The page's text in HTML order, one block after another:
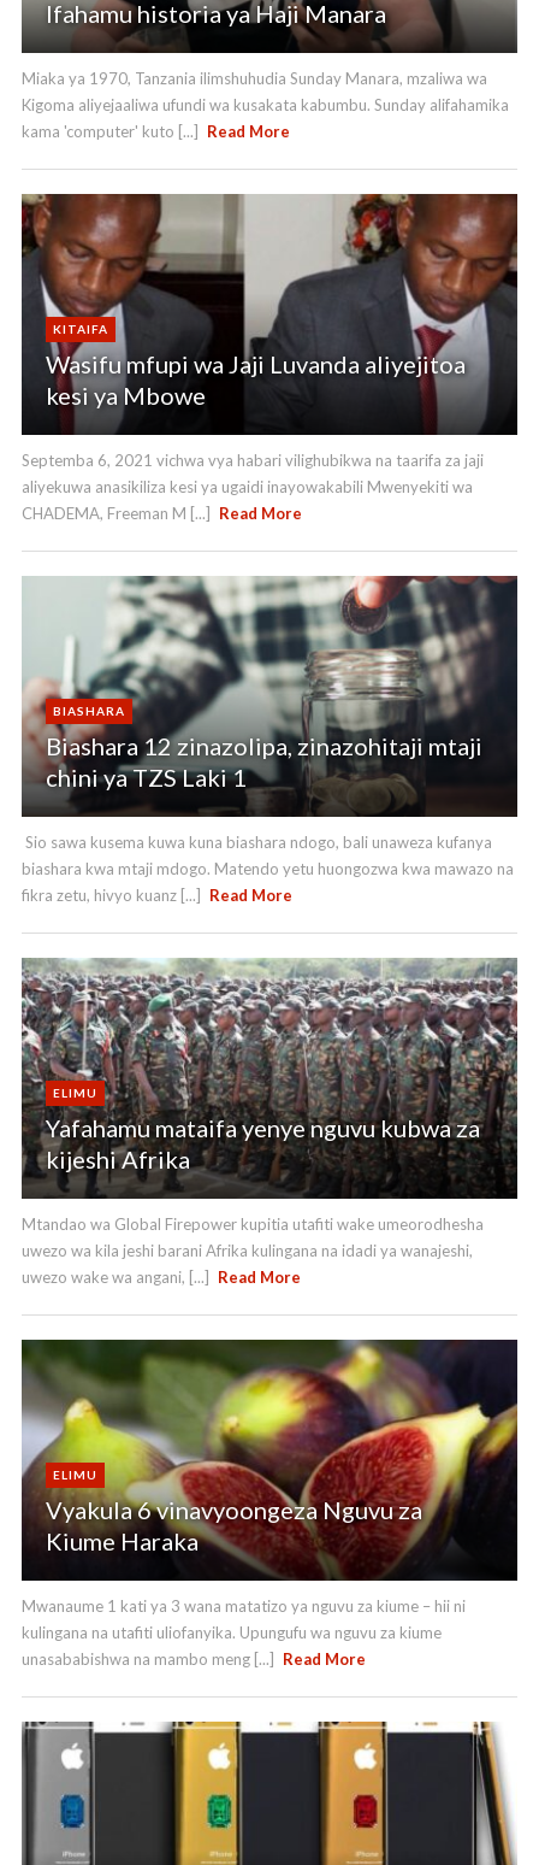
Ifahamu historia ya Haji Manara
Miaka ya 1970, Tanzania ilimshuhudia Sunday Manara, mzaliwa wa
Kigoma aliyejaaliwa ufundi wa kusakata kabumbu. Sunday alifahamika
kama 'computer' kuto [...]
Read More
KITAIFA
Wasifu mfupi wa Jaji Luvanda aliyejitoa
kesi ya Mbowe
Septemba 6, 2021 vichwa vya habari vilighubikwa na taarifa za jaji
aliyekuwa anasikiliza kesi ya ugaidi inayowakabili Mwenyekiti wa
CHADEMA, Freeman M [...]
Read More
BIASHARA
Biashara 12 zinazolipa, zinazohitaji mtaji
chini ya TZS Laki 1
Sio sawa kusema kuwa kuna biashara ndogo, bali unaweza kufanya
biashara kwa mtaji mdogo. Matendo yetu huongozwa kwa mawazo na
fikra zetu, hivyo kuanz [...]
Read More
ELIMU
Yafahamu mataifa yenye nguvu kubwa za
kijeshi Afrika
Mtandao wa Global Firepower kupitia utafiti wake umeorodhesha
uwezo wa kila jeshi barani Afrika kulingana na idadi ya wanajeshi,
uwezo wake wa angani, [...]
Read More
ELIMU
Vyakula 6 vinavyoongeza Nguvu za
Kiume Haraka
Mwanaume 1 kati ya 3 wana matatizo ya nguvu za kiume – hii ni
kulingana na utafiti uliofanyika. Upungufu wa nguvu za kiume
unasababishwa na mambo meng [...]
Read More